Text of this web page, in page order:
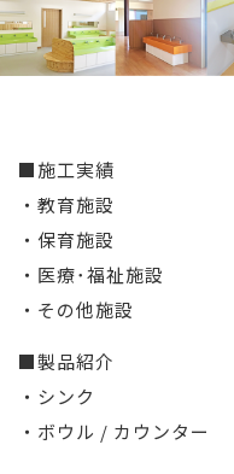
■施工実績
・教育施設
・保育施設
・医療･福祉施設
・その他施設
■製品紹介
・シンク
・ボウル / カウンター